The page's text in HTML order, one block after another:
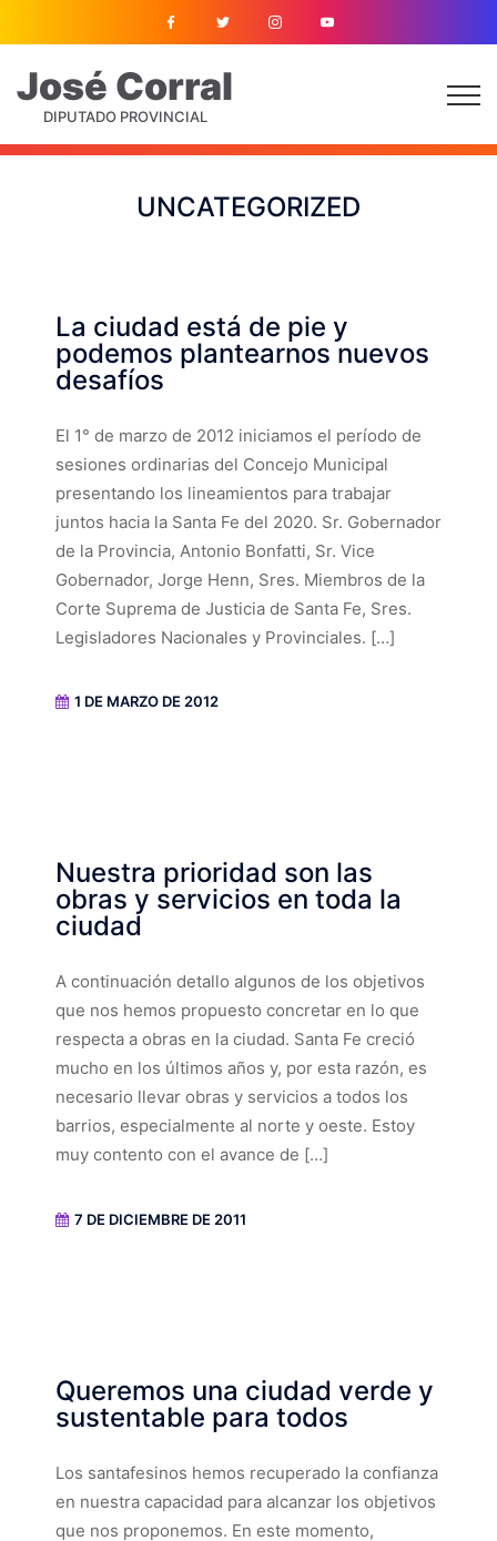
José Corral
DIPUTADO PROVINCIAL
UNCATEGORIZED
La ciudad está de pie y
podemos plantearnos nuevos
desafíos
El 1° de marzo de 2012 iniciamos el período de
sesiones ordinarias del Concejo Municipal
presentando los lineamientos para trabajar
juntos hacia la Santa Fe del 2020. Sr. Gobernador
de la Provincia, Antonio Bonfatti, Sr. Vice
Gobernador, Jorge Henn, Sres. Miembros de la
Corte Suprema de Justicia de Santa Fe, Sres.
Legisladores Nacionales y Provinciales. […]
1 DE MARZO DE 2012
Nuestra prioridad son las
obras y servicios en toda la
ciudad
A continuación detallo algunos de los objetivos
que nos hemos propuesto concretar en lo que
respecta a obras en la ciudad. Santa Fe creció
mucho en los últimos años y, por esta razón, es
necesario llevar obras y servicios a todos los
barrios, especialmente al norte y oeste. Estoy
muy contento con el avance de […]
7 DE DICIEMBRE DE 2011
Queremos una ciudad verde y
sustentable para todos
Los santafesinos hemos recuperado la confianza
en nuestra capacidad para alcanzar los objetivos
que nos proponemos. En este momento,